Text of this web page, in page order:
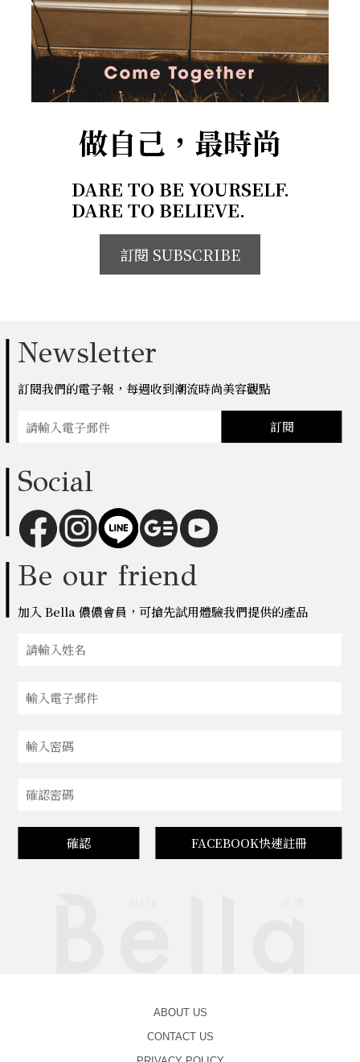
做自己，最時尚
DARE TO BE YOURSELF.
DARE TO BELIEVE.
訂閱 SUBSCRIBE
Newsletter
訂閱我們的電子報，每週收到潮流時尚美容觀點
訂閱
Social
Be our friend
加入 Bella 儂儂會員，可搶先試用體驗我們提供的產品
確認 FACEBOOK快速註冊
ABOUT US
CONTACT US